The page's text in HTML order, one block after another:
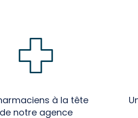
à la tête
de notre agence